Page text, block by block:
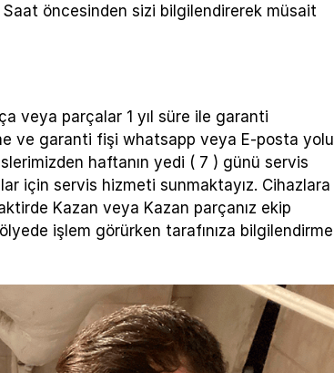
öncesinden sizi bilgilendirerek müsait
veya parçalar 1 yıl süre ile garanti
ve garanti fişi whatsapp veya E-posta yolu
haftanın yedi ( 7 ) günü servis
için servis hizmeti sunmaktayız. Cihazlara
Kazan veya Kazan parçanız ekip
işlem görürken tarafınıza bilgilendirme